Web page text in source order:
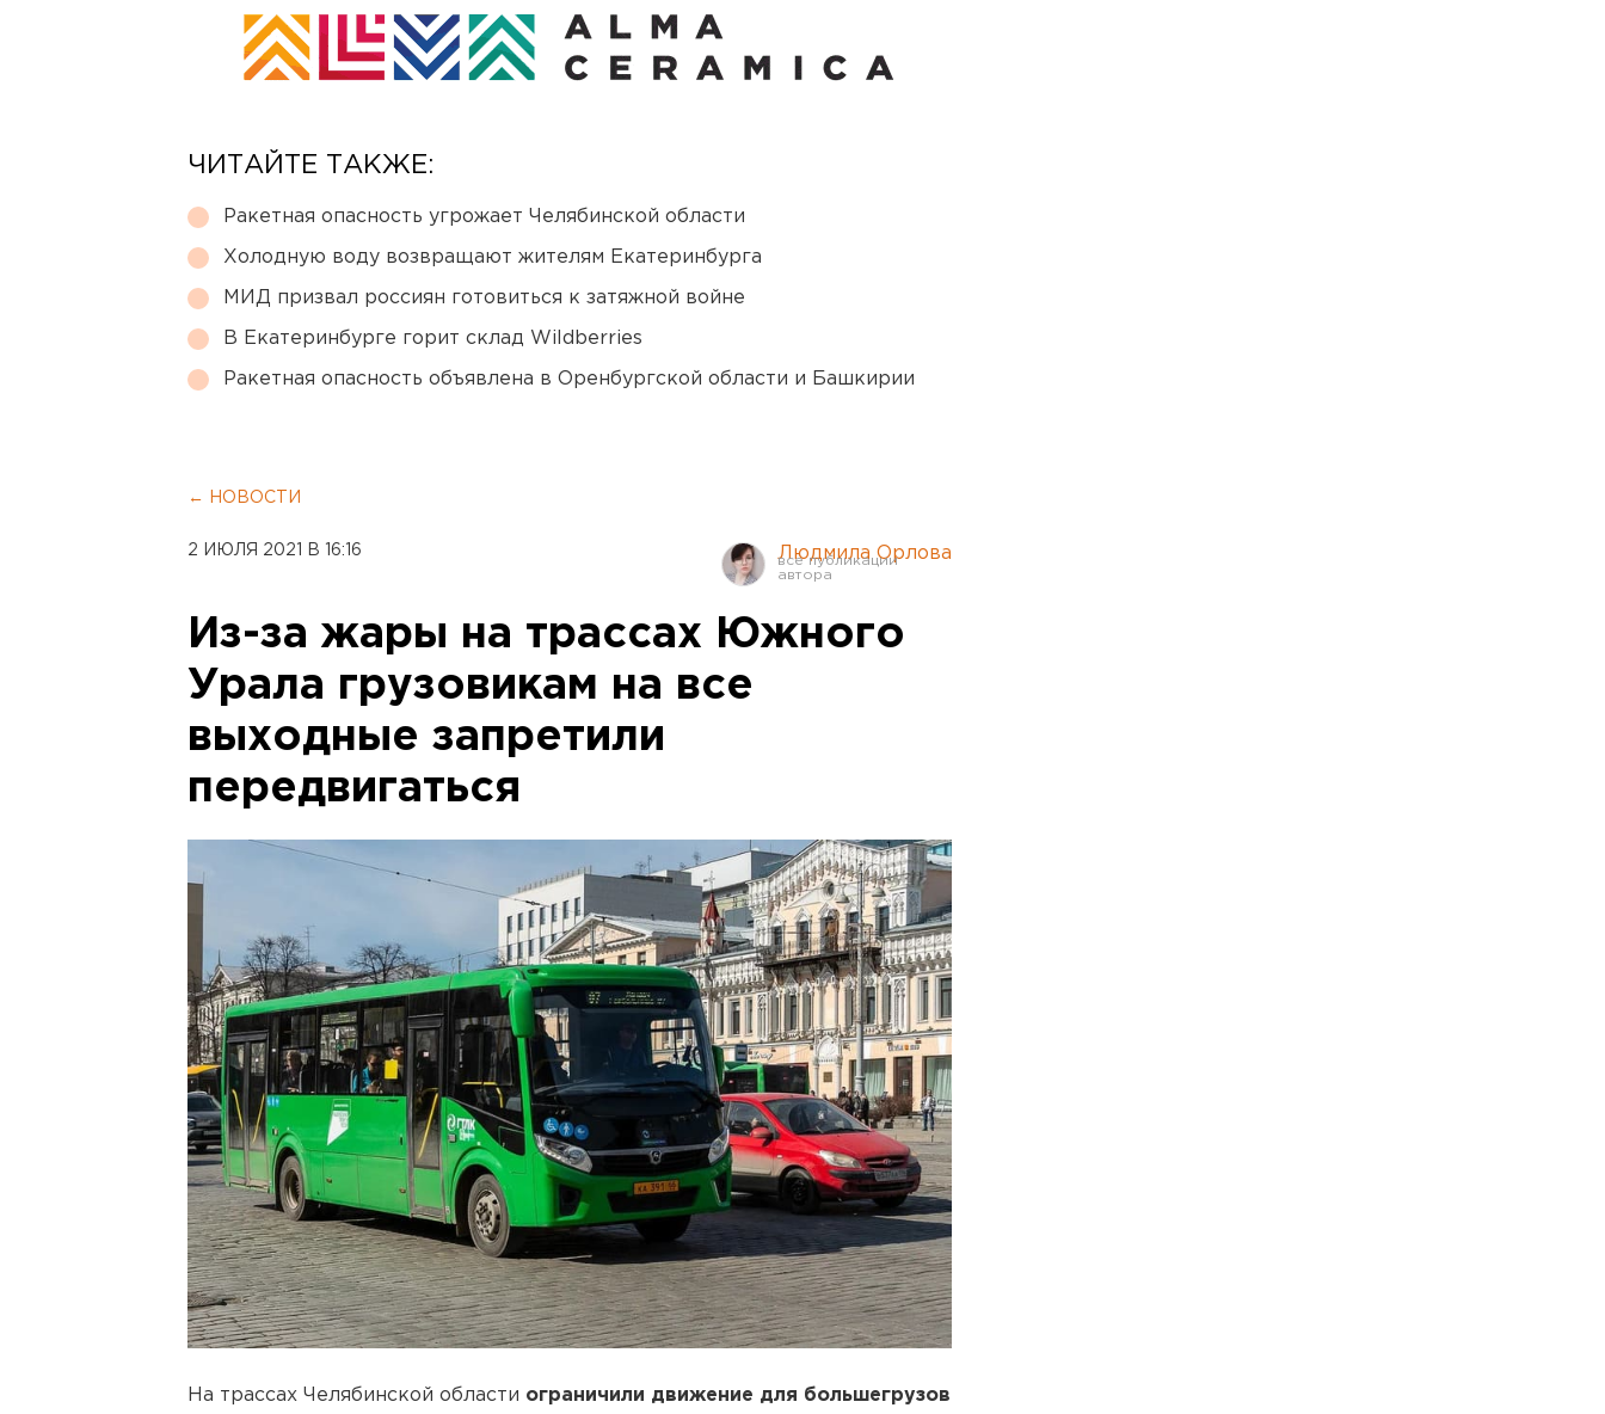
ЧИТАЙТЕ ТАКЖЕ:
Ракетная опасность угрожает Челябинской области
Холодную воду возвращают жителям Екатеринбурга
МИД призвал россиян готовиться к затяжной войне
В Екатеринбурге горит склад Wildberries
Ракетная опасность объявлена в Оренбургской области и Башкирии
← НОВОСТИ
2 ИЮЛЯ 2021 В 16:16 Людмила Орлова
Из-за жары на трассах Южного
Урала грузовикам на все
выходные запретили
передвигаться
На трассах Челябинской области ограничили движение для большегрузов